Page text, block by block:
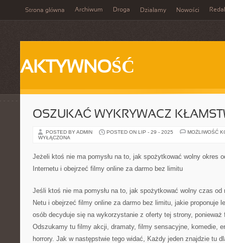
Strona główna Archiwum Droga Działamy Nowości
AKTYWNOŚĆ
OSZUKAĆ WYKRYWACZ
POSTED BY ADMIN POSTED ON LIP - 29 - 2025
MOŻLIWOŚĆ
WYŁĄCZONA
Jeżeli ktoś nie ma pomysłu na to, jak spożytkować wolny okres
Internetu i obejrzeć filmy online za darmo bez limitu
Jeśli ktoś nie ma pomysłu na to, jak spożytkować wolny czas od
Netu i obejrzeć filmy online za darmo bez limitu, jakie proponuje
osób decyduje się na wykorzystanie z oferty tej strony, ponieważ
Odszukamy tu filmy akcji, dramaty, filmy sensacyjne, komedie,
horrory. Jak w następstwie tego widać, Każdy jeden znajdzie tu